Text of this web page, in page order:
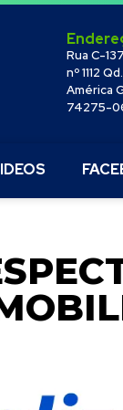
Rua C-
nº 1112
América
74275-